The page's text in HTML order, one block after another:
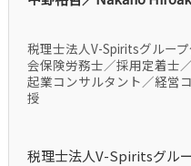
税理士法人V-Spiritsグルー
会保険労務士／採用定着士
起業コンサルタント／経営
授
税理士法人V-Spiritsグル